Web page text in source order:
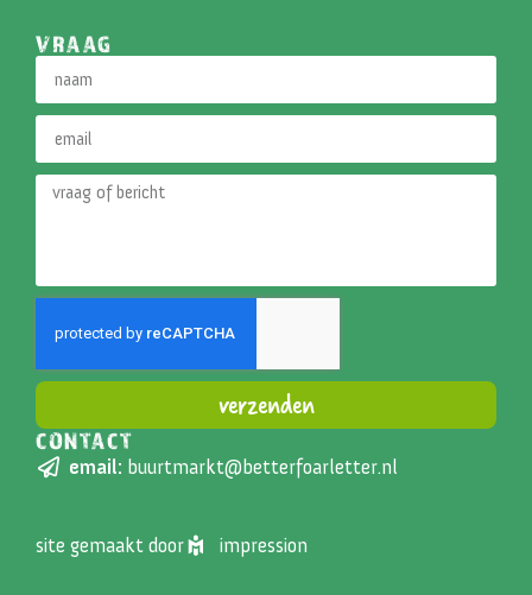
VRAAG
verzenden
Alternative:
CONTACT
email: buurtmarkt@betterfoarletter.nl
site gemaakt door impression